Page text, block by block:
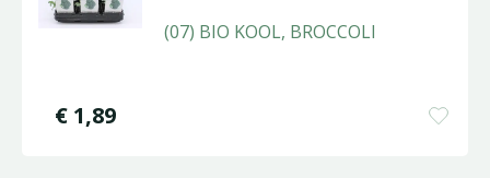
(07) BIO KOOL, BROCCOLI
€ 1,89